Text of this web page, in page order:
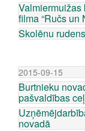
Valmiermuižas
filma “Ručs un
Skolēnu
2015-09-15
Burtnieku
pašvaldības
novadā